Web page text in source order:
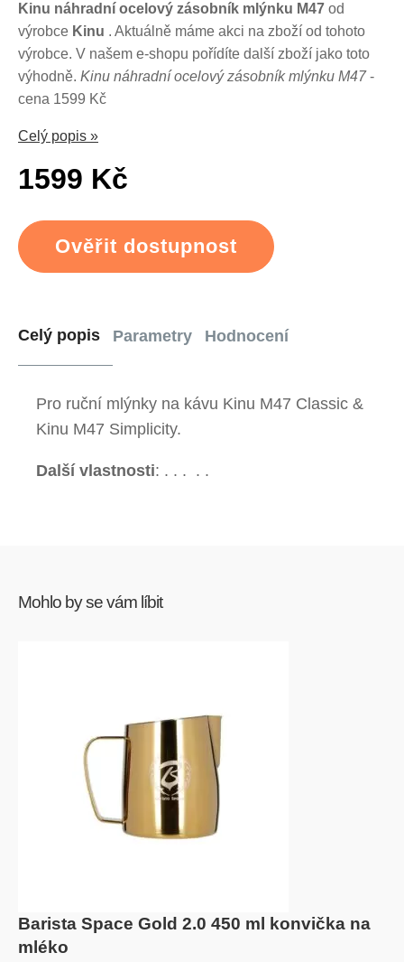
Kinu náhradní ocelový zásobník mlýnku M47 od
výrobce Kinu . Aktuálně máme akci na zboží od tohoto
výrobce. V našem e-shopu pořídíte další zboží jako toto
výhodně. Kinu náhradní ocelový zásobník mlýnku M47-
cena 1599 Kč
Celý popis »
1599 Kč
Ověřit dostupnost
Celý popis Parametry Hodnocení
Pro ruční mlýnky na kávu Kinu M47 Classic &
Kinu M47 Simplicity.
Další vlastnosti: . . . . .
Mohlo by se vám líbit
Barista Space Gold 2.0 450 ml konvička na
mléko